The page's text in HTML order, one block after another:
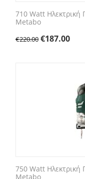
710 Watt Ηλεκτρική
Metabo
€220.00 €187.00
750 Watt Ηλεκτρική
Metabo